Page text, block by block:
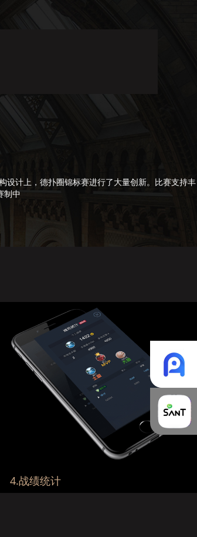
设计上，德扑圈锦标赛进行了大量创新。比赛支持丰
制中
4.战绩统计